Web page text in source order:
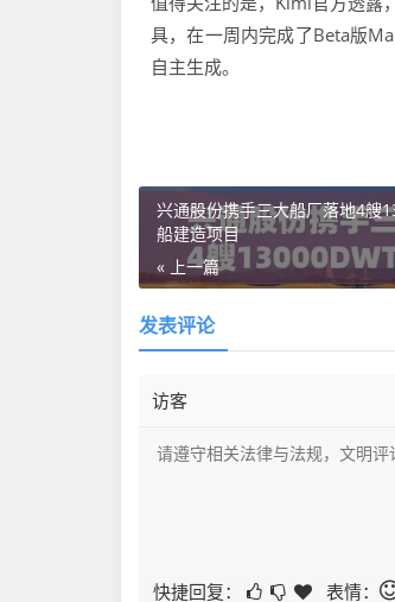
具，在一周内完成了Beta版
自主生成。
兴通股份携手三大船厂落地4艘
船建造项目
« 上一篇
发表评论
快捷回复： 表情：